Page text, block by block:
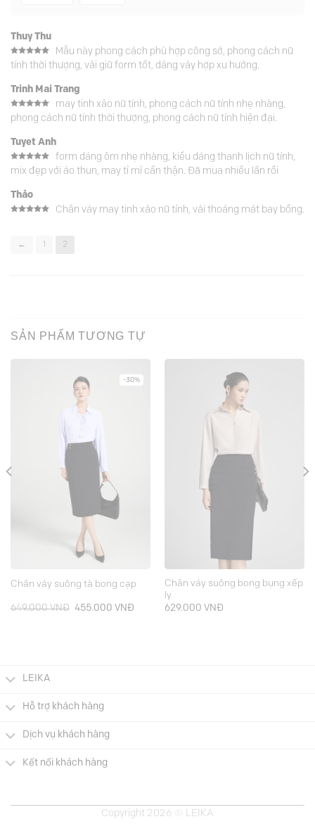
Thuy Thu
Được xếp
hạng 5 5
Mẫu này phong cách phù hợp công sở, phong cách nữ
tính thời thượng, vải giữ form tốt, dáng váy hợp xu hướng.
Trinh Mai Trang
Được xếp
hạng 55
may tinh xảo nữ tính, phong cách nữ tính nhẹ nhàng,
phong cách nữ tính thời thượng, phong cách nữ tính hiện đại.
Tuyet Anh
Được xếp
hạng5 5
form dáng ôm nhẹ nhàng, kiểu dáng thanh lịch nữ tính,
mix đẹp với áo thun, may tỉ mỉ cẩn thận. Đã mua nhiều lần rồi
Thảo
Chân váy may tinh xảo nữ tính, vải thoáng mát bay bổng.
← 2
SẢN PHẨM TƯƠNG TỰ
-30%
Chân váy suông tà bong cạp
649.000VNĐ
Giá
455.000 VNĐGiá
Chân váy suông bong bụng xếp
ly
629.000 VNĐ
LEIKA
Hỗ trợ khách hàng
Dịch vụ khách hàng
Kết nối khách hàng
Copyright 2026 © LEIKA